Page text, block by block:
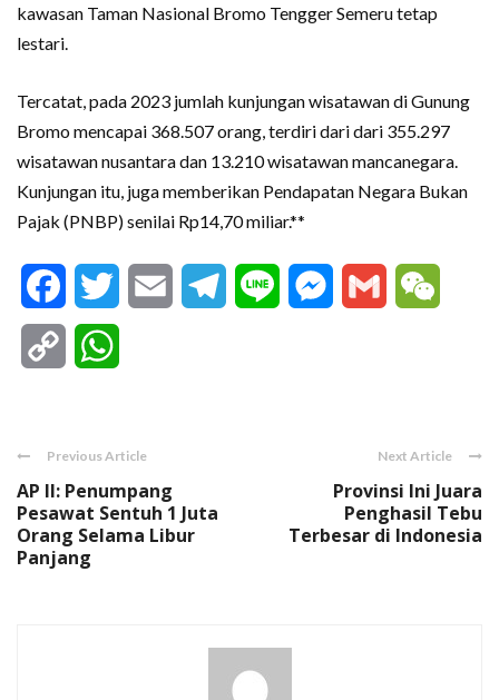
kawasan Taman Nasional Bromo Tengger Semeru tetap
lestari.
Tercatat, pada 2023 jumlah kunjungan wisatawan di Gunung
Bromo mencapai 368.507 orang, terdiri dari dari 355.297
wisatawan nusantara dan 13.210 wisatawan mancanegara.
Kunjungan itu, juga memberikan Pendapatan Negara Bukan
Pajak (PNBP) senilai Rp14,70 miliar.**
FacebookTwitter Email Telegram
Line Messenger
Gmail
Copy
Previous Article
AP II: Penumpang
Pesawat Sentuh 1 Juta
Orang Selama Libur
Panjang
Next Article
Provinsi Ini Juara
Penghasil Tebu
Terbesar di Indonesia